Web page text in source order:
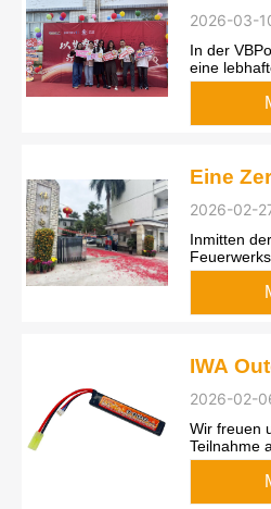
2026-03-
In der
eine
Mitarbeiter
um das
Eine
2026-02-
Inmitten
Zeremonie
ab. Alle
IWA
|Warme
2026-02-
Wir freuen
Teilnahme
2026 (26.
Exhibition